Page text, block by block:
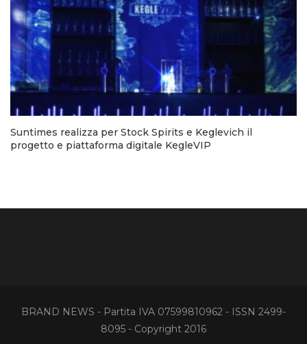
Suntimes realizza per Stock Spirits e Keglevich il
progetto e piattaforma digitale KegleVIP
BRAND NEWS - Partita IVA 07599810962 - ISSN 2499-
8095 - Copyright 2016